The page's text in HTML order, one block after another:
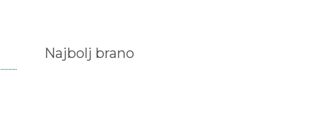
Najbolj brano